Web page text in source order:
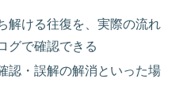
解ける往復を、実際の流れ
グで確認できる
認・誤解の解消といった場